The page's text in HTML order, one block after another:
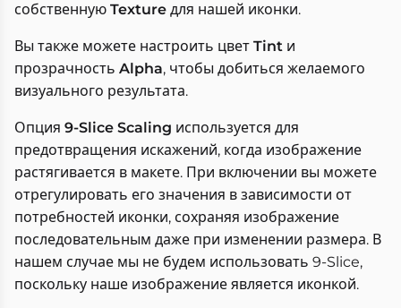
собственную Texture для нашей иконки.
Вы также можете настроить цвет Tint и
прозрачность Alpha, чтобы добиться желаемого
визуального результата.
Опция 9-Slice Scaling используется для
предотвращения искажений, когда изображение
растягивается в макете. При включении вы можете
отрегулировать его значения в зависимости от
потребностей иконки, сохраняя изображение
последовательным даже при изменении размера. В
нашем случае мы не будем использовать 9-Slice,
поскольку наше изображение является иконкой.